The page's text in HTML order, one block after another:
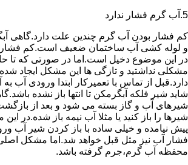
5.آب گرم فشار ندارد
کم فشار بودن آب گرم چندین علت دارد.گاهی
و لوله کشی آب ساختمان ضعیف است.کم فشار
در این موضوع دخیل است.اما در صورتی که تا
مشکلی نداشتید و تازگی ها این مشکل ایجاد
دارد.قبل از تماس با تعمیرکار ابتدا ورودی آب به
شاید شیر فلکه آبگرمکن تا انتها باز نشده
شیرهای آب و گاز بسته می شود و بعد از
شیرها را باز کنید یا مثلا آب نیمه باز شده.در
پیش نیامده و خیلی ساده با باز کردن شیر آب
فشار آب نیز مثل قبل خواهد شد.اما مشکل
محفظه آب گرم،جرم گرفته باشد.